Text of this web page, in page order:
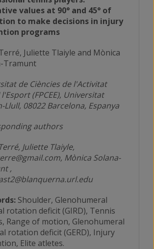
values at 90° and 45° of
to make decisions in injury
programs
Juliette Tlaiyle and Mònica
Tramunt
de Ciències de l'Activitat
l'Esport (FPCEE), Universitat
Llull, 08022 Barcelona, Espanya
authors
Juliette Tlaiyle,
Mònica Solana-
,
Shoulder, Glenohumeral
rotation deficit (GIRD), Tennis
Range of motion, Glenohumeral
rotation deficit (GERD), Injury
Elite atletes.